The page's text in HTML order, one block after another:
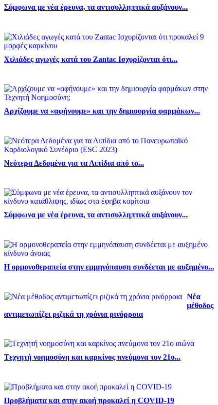
Σύμφωνα με νέα έρευνα, τα αντισυλληπτικά αυξάνουν...
Χιλιάδες αγωγές κατά του Zantac Ισχυρίζονται ότι...
Αρχίζουμε να «αφήνουμε» και την δημιουργία φαρμάκων...
Νεότερα Δεδομένα για τα Λιπίδια από το...
Σύμφωνα με νέα έρευνα, τα αντισυλληπτικά αυξάνουν...
Η ορμονοθεραπεία στην εμμηνόπαυση συνδέεται με αυξημένο...
Νέα
μέθοδος
αντιμετωπίζει ριζικά τη χρόνια ρινόρροια
Tεχνητή νοημοσύνη και καρκίνος πνεύμονα τον 21ο...
Προβλήματα και στην ακοή προκαλεί η COVID-19